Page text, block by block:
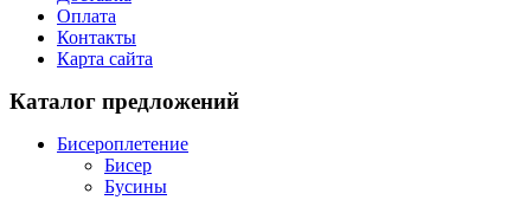
Оплата
Контакты
Карта сайта
Каталог предложений
Бисероплетение
Бисер
Бусины